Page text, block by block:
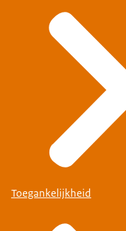
Toegankelijkheid